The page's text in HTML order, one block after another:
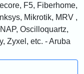
F5, Fiberhome,
Mikrotik, MRV ,
Oscilloquartz,
Zyxel, etc. - Aruba